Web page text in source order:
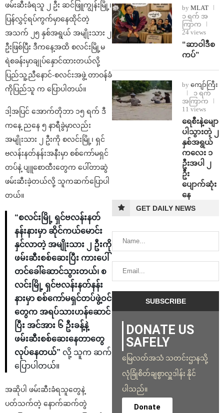
ဖမ်းဆီးခံရသူ ၂ ဦး ဆင်ဖြူကျွန်းမြို့၊
ပြန်လွှင့်ရပ်ကွက်မှာနေထိုင်တဲ့
အသက် ၂၅ နှစ်အရွယ် အမျိုးသား ၂
ဦးဖြစ်ပြီး ဒီကနေ့အထိ စလင်းမြို့မ
ရဲစခန်းမှာချုပ်နှောင်ထားတယ်လို့
ပြည်သူ့ညီနောင်-စလင်းအဖွဲ့ တာဝန်ခံ
ကိုပြည်သူ က ပြောပါတယ်။
ဒါ့အပြင် အောက်တိုဘာ ၁၅ ရက် ဒီ
ကနေ့ ညနေ ၅ နာရီခွဲမှာလည်း
အမျိုးသား ၂ ဦးကို စလင်းမြို့၊ ရှင်
ဗလန်းနတ်နန်းအနီးမှာ စစ်ကော်မရှင်
တပ်နဲ့ ပျူစောထီးတွေက ပေါ်တာဆွဲ
ဖမ်းဆီးခဲ့တယ်လို့ သူကဆက်ပြောပါ
တယ်။
“စလင်းမြို့ ရှင်ဗလန်းနတ်
နန်းနားမှာ ဆိုင်ကယ်မောင်း
နှင်လာတဲ့ အမျိုးသား ၂ ဦးကို
ဖမ်းဆီးစစ်ဆေးပြီး ကားပေါ်
တင်ခေါ်ဆောင်သွားတယ်၊ စ
လင်းမြို့ ရှင်ဗလန်းနတ်နန်း
နားမှာ စစ်ကော်မရှင်တပ်ဖွဲ့ဝင်
တွေက အရပ်သားဟန်ဆောင်
ပြီး အင်အား ၆ ဦးခန့်နဲ့
ဖမ်းဆီးစစ်ဆေးနေတာတွေ
လုပ်နေတယ်” လို့ သူက ဆက်
ပြောပါတယ်။
အဆိုပါ ဖမ်းဆီးခံရသူတွေနဲ့
ပတ်သက်တဲ့ နောက်ဆက်တွဲ
by MLAT
၁ ရက် အ
ကြာက
24 views
“ဆာဝါဒီစ
ကပ်”
by ကျော်ကြီး
၁ ရက်
အကြာက
11 views
ရေစီးနဲ့မျော
ပါသွားတဲ့ ၂
နှစ်အရွယ်
ကလေး ၁
ဦးအပါ ၂
ဦး
ပျောက်ဆုံး
နေ
GET DAILY NEWS
DONATE US
SAFELY
မြေလတ်အသံ သတင်းဌာနသို့
လုံခြုံစိတ်ချစွာလှူဒါန်း နိုင်
ပါသည်။
Donate